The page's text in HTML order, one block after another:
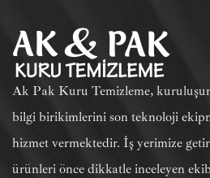
Ak Pak Kuru Temizleme,
bilgi birikimlerini son teknoloji
hizmet vermektedir. İş yerimize
ürünleri önce dikkatle inceleyen